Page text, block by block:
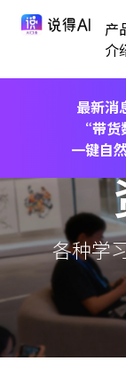
产
介
最新消
“带
一键自
各种学